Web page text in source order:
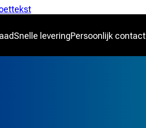
Snelle leveringPersoonlijk contact